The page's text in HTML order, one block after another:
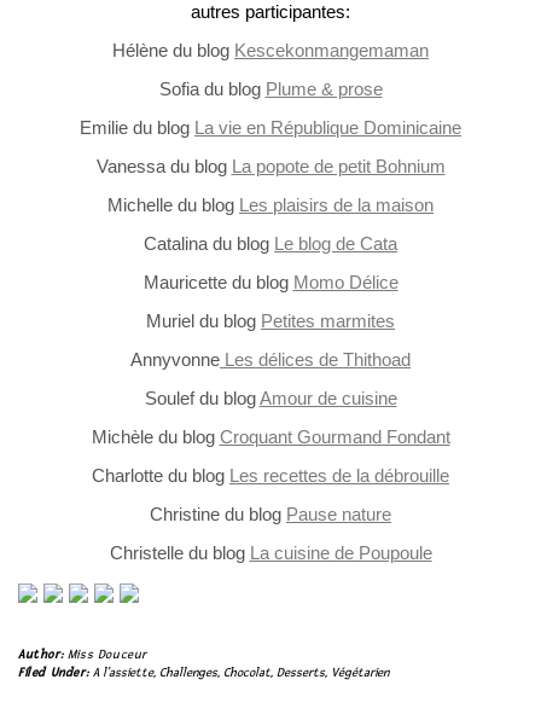
autres participantes:
Hélène du blog Kescekonmangemaman
Sofia du blog Plume & prose
Emilie du blog La vie en République Dominicaine
Vanessa du blog La popote de petit Bohnium
Michelle du blog Les plaisirs de la maison
Catalina du blog Le blog de Cata
Mauricette du blog Momo Délice
Muriel du blog Petites marmites
Annyvonne Les délices de Thithoad
Soulef du blogAmour de cuisine
Michèle du blog Croquant Gourmand Fondant
Charlotte du blog Les recettes de la débrouille
Christine du blog Pause nature
Christelle du blog La cuisine de Poupoule
Author: Miss Douceur
Filed Under: A l'assiette, Challenges, Chocolat, Desserts, Végétarien